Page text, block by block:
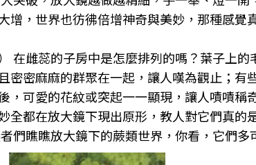
增，世界也彷彿倍增神奇與美妙，那種感覺
在雌蕊的子房中是怎麼排列的嗎？葉子上
密密麻麻的群聚在一起，讓人嘆為觀止；有
，可愛的花紋或突起一一顯現，讓人嘖嘖稱
全都在放大鏡下現出原形，教人對它們真的
們瞧瞧放大鏡下的蕨類世界，你看，它們多